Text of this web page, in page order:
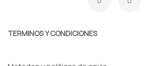
TERMINOS Y CONDICIONES